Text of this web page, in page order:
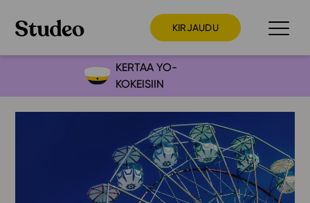
KIRJAUDU
Preppaaja
Kokeilutarjous
KERTAA YO-
KOKEISIIN